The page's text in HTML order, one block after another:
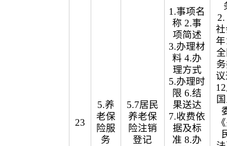
5.养
老保
险服
务
23
5.7居民
养老保
险注销
登记
1.事项名
称 2.事
项简述
3.办理材
料 4.办
理方式
5.办理时
限 6.结
果送达
7.收费依
据及标
准 8.办